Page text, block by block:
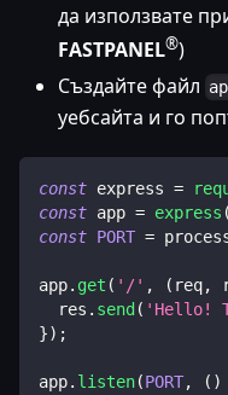
да използвате
FASTPANEL®)
Създайте файл
уебсайта и го
const express =
const app = express (
const PORT =
app. get ( '/' , ( req,
  res
. send ( 'Hello!
}) ;
app. listen(PORT, ( )